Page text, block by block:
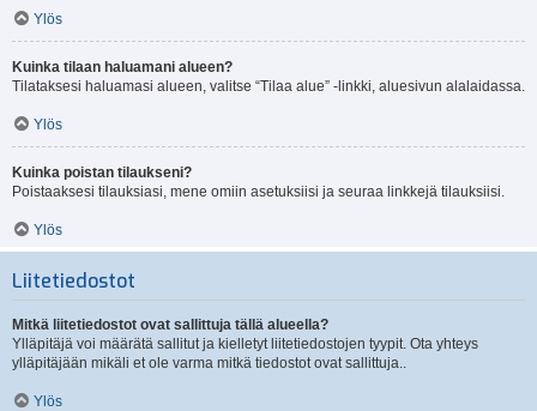
Ylös
Kuinka tilaan haluamani alueen?
Tilataksesi haluamasi alueen, valitse “Tilaa alue” -linkki, aluesivun alalaidassa.
Ylös
Kuinka poistan tilaukseni?
Poistaaksesi tilauksiasi, mene omiin asetuksiisi ja seuraa linkkejä tilauksiisi.
Ylös
Liitetiedostot
Mitkä liitetiedostot ovat sallittuja tällä alueella?
Ylläpitäjä voi määrätä sallitut ja kielletyt liitetiedostojen tyypit. Ota yhteys
ylläpitäjään mikäli et ole varma mitkä tiedostot ovat sallittuja..
Ylös